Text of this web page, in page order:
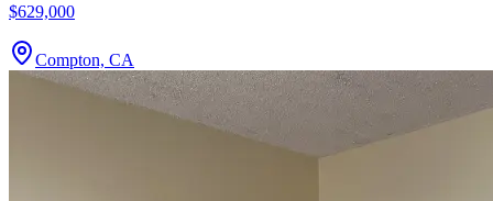
$629,000
Compton, CA